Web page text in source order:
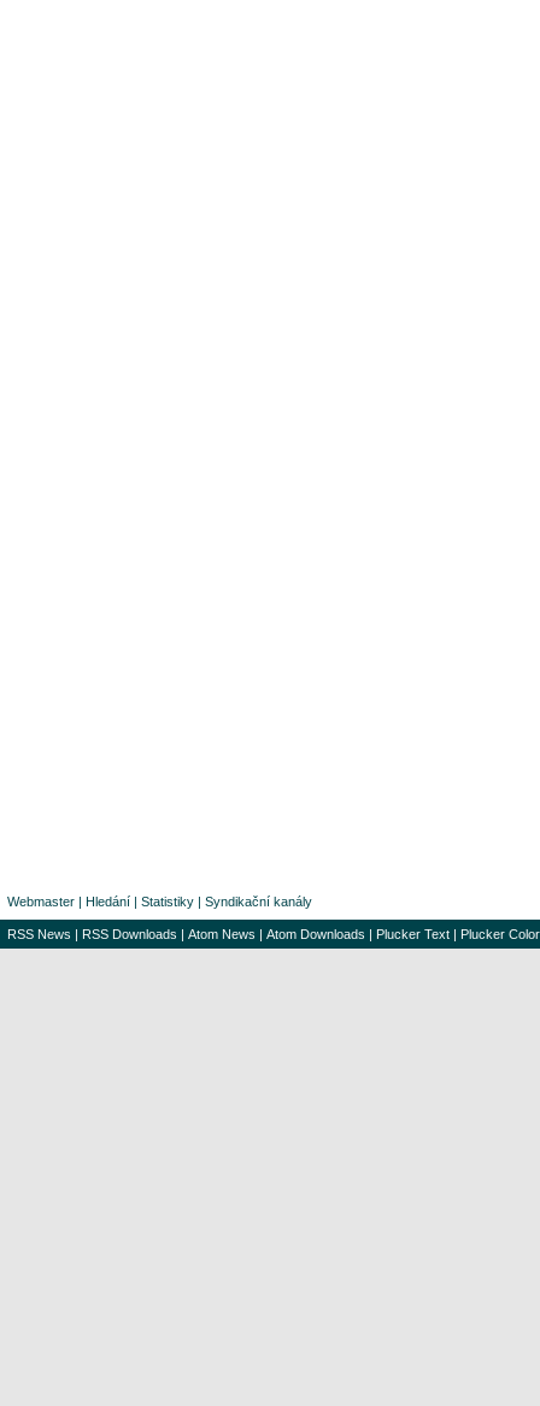
Webmaster | Hledání | Statistiky | Syndikační kanály
RSS News | RSS Downloads | Atom News | Atom Downloads | Plucker Text | Plucker Color